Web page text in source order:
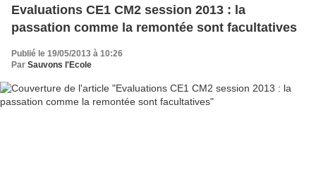
Evaluations CE1 CM2 session 2013 : la
passation comme la remontée sont facultatives
Publié le 19/05/2013 à 10:26
Par Sauvons l'Ecole